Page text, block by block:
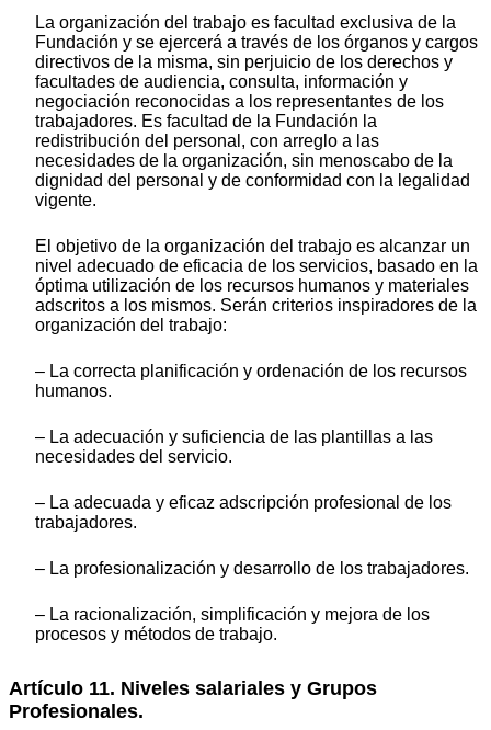
La organización del trabajo es facultad exclusiva de la
Fundación y se ejercerá a través de los órganos y cargos
directivos de la misma, sin perjuicio de los derechos y
facultades de audiencia, consulta, información y
negociación reconocidas a los representantes de los
trabajadores. Es facultad de la Fundación la
redistribución del personal, con arreglo a las
necesidades de la organización, sin menoscabo de la
dignidad del personal y de conformidad con la legalidad
vigente.
El objetivo de la organización del trabajo es alcanzar un
nivel adecuado de eficacia de los servicios, basado en la
óptima utilización de los recursos humanos y materiales
adscritos a los mismos. Serán criterios inspiradores de la
organización del trabajo:
– La correcta planificación y ordenación de los recursos
humanos.
– La adecuación y suficiencia de las plantillas a las
necesidades del servicio.
– La adecuada y eficaz adscripción profesional de los
trabajadores.
– La profesionalización y desarrollo de los trabajadores.
– La racionalización, simplificación y mejora de los
procesos y métodos de trabajo.
Artículo 11. Niveles salariales y Grupos
Profesionales.